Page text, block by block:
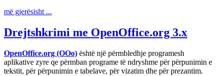
më gjerësisht ...
Drejtshkrimi me OpenOffice.org 3.x
OpenOffice.org (OOo) është një përmbledhje programesh
aplikative zyre qe përmban programe të ndryshme për përpunimin e
tekstit, për përpunimin e tabelave, për vizatim dhe për prezantim.